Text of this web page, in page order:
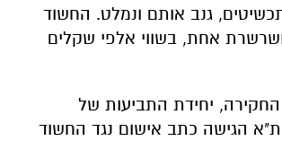
יחידת התביעות של
הגישה כתב אישום נגד החשוד
נכס חשוד כגנוב, דרישה
תום ההליכים.